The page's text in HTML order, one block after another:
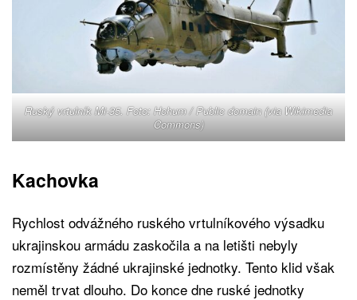
Ruský vrtulník Mi-35. Foto: Hohum /Public domain(via Wikimedia
Commons)
Kachovka
Rychlost odvážného ruského vrtulníkového výsadku
ukrajinskou armádu zaskočila a na letišti nebyly
rozmístěny žádné ukrajinské jednotky. Tento klid však
neměl trvat dlouho. Do konce dne ruské jednotky